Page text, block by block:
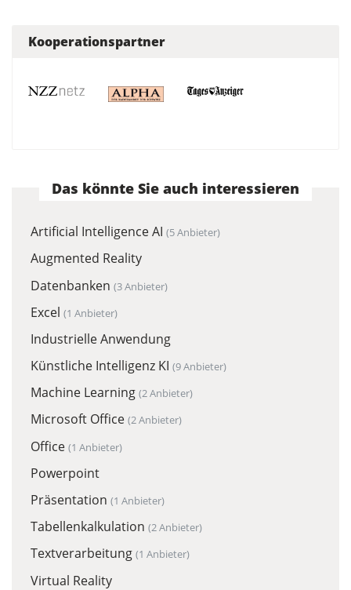
Kooperationspartner
Das könnte Sie auch interessieren
Artificial Intelligence AI (5 Anbieter)
Augmented Reality
Datenbanken (3 Anbieter)
Excel (1 Anbieter)
Industrielle Anwendung
Künstliche Intelligenz KI (9 Anbieter)
Machine Learning (2 Anbieter)
Microsoft Office (2 Anbieter)
Office (1 Anbieter)
Powerpoint
Präsentation (1 Anbieter)
Tabellenkalkulation (2 Anbieter)
Textverarbeitung (1 Anbieter)
Virtual Reality